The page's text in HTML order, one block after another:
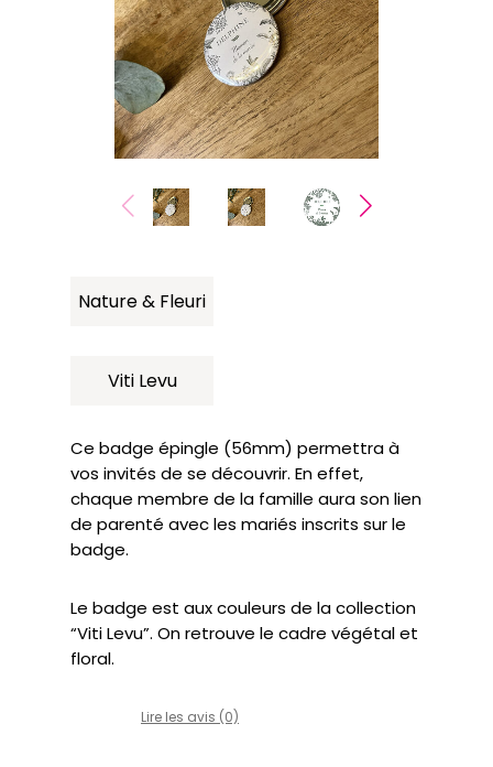
Nature & Fleuri
Viti Levu
Ce badge épingle (56mm) permettra à
vos invités de se découvrir. En effet,
chaque membre de la famille aura son lien
de parenté avec les mariés inscrits sur le
badge.
Le badge est aux couleurs de la collection
“Viti Levu”. On retrouve le cadre végétal et
floral.
Lire les avis (0)